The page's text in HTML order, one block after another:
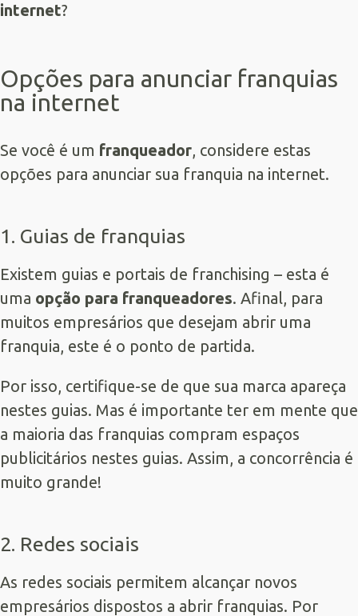
internet?
Opções para anunciar franquias
na internet
Se você é um franqueador, considere estas
opções para anunciar sua franquia na internet.
1. Guias de franquias
Existem guias e portais de franchising – esta é
uma opção para franqueadores. Afinal, para
muitos empresários que desejam abrir uma
franquia, este é o ponto de partida.
Por isso, certifique-se de que sua marca apareça
nestes guias. Mas é importante ter em mente que
a maioria das franquias compram espaços
publicitários nestes guias. Assim, a concorrência é
muito grande!
2. Redes sociais
As redes sociais permitem alcançar novos
empresários dispostos a abrir franquias. Por